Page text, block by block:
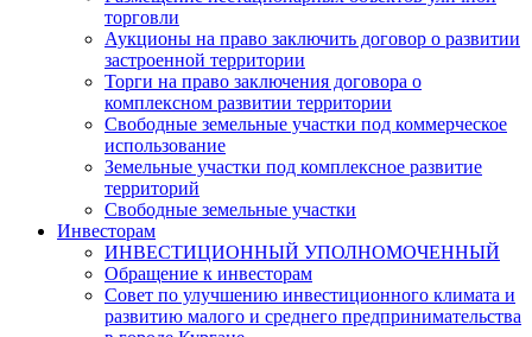
торговли
Аукционы на право заключить договор о развитии
застроенной территории
Торги на право заключения договора о
комплексном развитии территории
Свободные земельные участки под коммерческое
использование
Земельные участки под комплексное развитие
территорий
Свободные земельные участки
Инвесторам
ИНВЕСТИЦИОННЫЙ УПОЛНОМОЧЕННЫЙ
Обращение к инвесторам
Совет по улучшению инвестиционного климата и
развитию малого и среднего предпринимательства